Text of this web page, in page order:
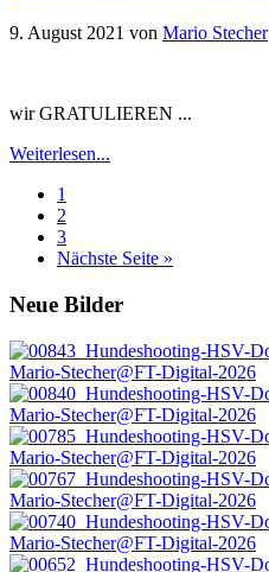
9. August 2021 von Mario Stecher
wir GRATULIEREN ...
Weiterlesen...
Seite
1
Seite
2
Seite
3
Nächste Seite aufrufen
»
Footer
Neue Bilder